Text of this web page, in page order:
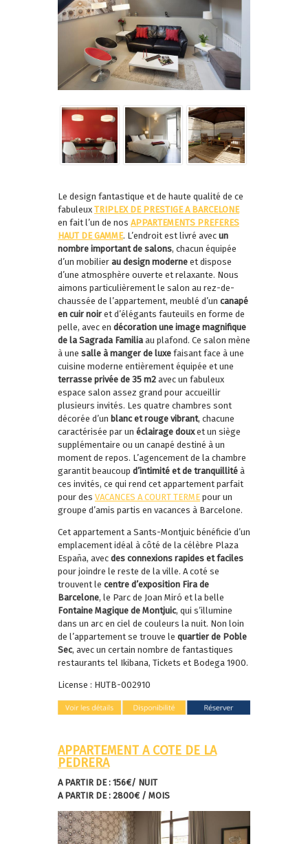
Le design fantastique et de haute qualité de ce
fabuleux TRIPLEX DE PRESTIGE A BARCELONE
en fait l’un de nos APPARTEMENTS PREFERES
HAUT DE GAMME. L’endroit est livré avec un
nombre important de salons, chacun équipée
d’un mobilier au design moderne et dispose
d’une atmosphère ouverte et relaxante. Nous
aimons particulièrement le salon au rez-de-
chaussée de l’appartement, meublé d’un canapé
en cuir noir et d’élégants fauteuils en forme de
pelle, avec en décoration une image magnifique
de la Sagrada Familia au plafond. Ce salon mène
à une salle à manger de luxe faisant face à une
cuisine moderne entièrement équipée et une
terrasse privée de 35 m2 avec un fabuleux
espace salon assez grand pour accueillir
plusieurs invités. Les quatre chambres sont
décorée d’un blanc et rouge vibrant, chacune
caractérisée par un éclairage douxet un siège
supplémentaire ou un canapé destiné à un
moment de repos. L’agencement de la chambre
garantit beaucoup d’intimité et de tranquillité à
ces invités, ce qui rend cet appartement parfait
pour des VACANCES A COURT TERME pour un
groupe d’amis partis en vacances à Barcelone.
Cet appartement a Sants-Montjuic bénéficie d’un
emplacement idéal à côté de la célèbre Plaza
España, avec des connexions rapides et faciles
pour joindre le reste de la ville. A coté se
trouvent le centre d’exposition Fira de
Barcelone, le Parc de Joan Miró et la belle
Fontaine Magique de Montjuic, qui s’illumine
dans un arc en ciel de couleurs la nuit. Non loin
de l’appartement se trouve le quartier de Poble
Sec, avec un certain nombre de fantastiques
restaurants tel Ikibana, Tickets et Bodega 1900.
License : HUTB-002910
APPARTEMENT A COTE DE LA
PEDRERA
A PARTIR DE : 156€/ NUIT
A PARTIR DE : 2800€ / MOIS